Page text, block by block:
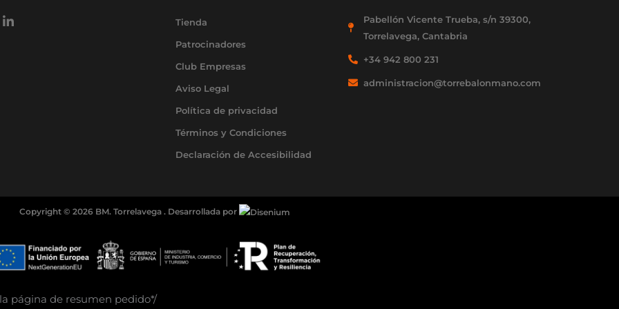
L
i
Tienda
Patrocinadores
Club Empresas
Aviso Legal
Política de privacidad
Términos y Condiciones
Declaración de Accesibilidad
Pabellón Vicente Trueba, s/n 39300,
Torrelavega, Cantabria
+34 942 800 231
administracion@torrebalonmano.com
Copyright © 2026 BM. Torrelavega . Desarrollada por
página de resumen pedido*/